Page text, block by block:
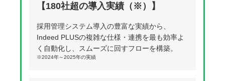
【180社超の導入実績（※）】
採用管理システム導入の豊富な実績から、
Indeed PLUSの複雑な仕様・連携を最も効率よ
く自動化し、スムーズに回すフローを構築。
※2024年～2025年の実績